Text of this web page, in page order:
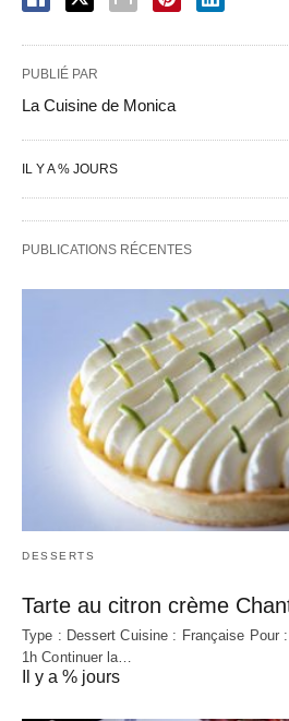
PUBLIÉ PAR
La Cuisine de Monica
IL Y A % JOURS
PUBLICATIONS RÉCENTES
DESSERTS
Tarte au citron crème
Type : Dessert Cuisine : Française Pour
1h Continuer la…
Il y a % jours